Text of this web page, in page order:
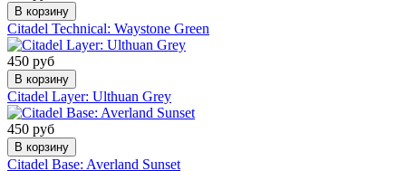
В корзину
Citadel Technical: Waystone Green
450 руб
В корзину
Citadel Layer: Ulthuan Grey
450 руб
В корзину
Citadel Base: Averland Sunset